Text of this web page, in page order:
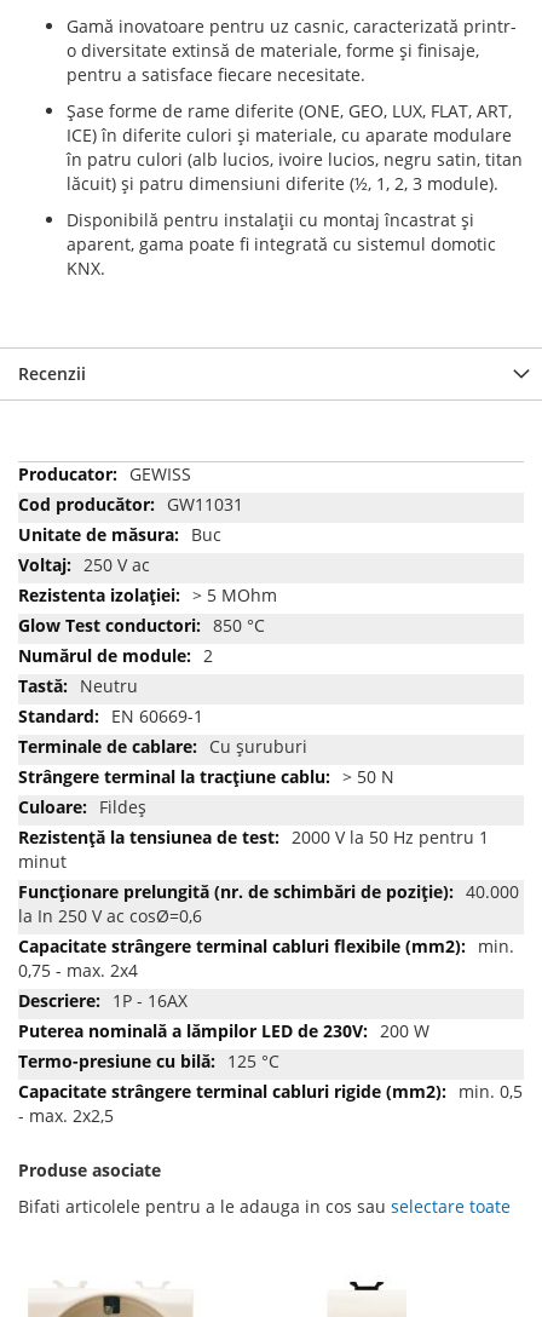
Gamă inovatoare pentru uz casnic, caracterizată printr-
o diversitate extinsă de materiale, forme şi finisaje,
pentru a satisface fiecare necesitate.
Şase forme de rame diferite (ONE, GEO, LUX, FLAT, ART,
ICE) în diferite culori şi materiale, cu aparate modulare
în patru culori (alb lucios, ivoire lucios, negru satin, titan
lăcuit) şi patru dimensiuni diferite (½, 1, 2, 3 module).
Disponibilă pentru instalaţii cu montaj încastrat şi
aparent, gama poate fi integrată cu sistemul domotic
KNX.
Recenzii
Mai
multe
informatii
GEWISS
GW11031
Buc
250 V ac
> 5 MOhm
850 °C
2
Neutru
EN 60669-1
Cu şuruburi
> 50 N
Fildeş
2000 V la 50 Hz pentru 1
minut
40.000
la In 250 V ac cosØ=0,6
min.
0,75 - max. 2x4
1P - 16AX
200 W
125 °C
min. 0,5
- max. 2x2,5
Produse asociate
Bifati articolele pentru a le adauga in cos sau selectare toate